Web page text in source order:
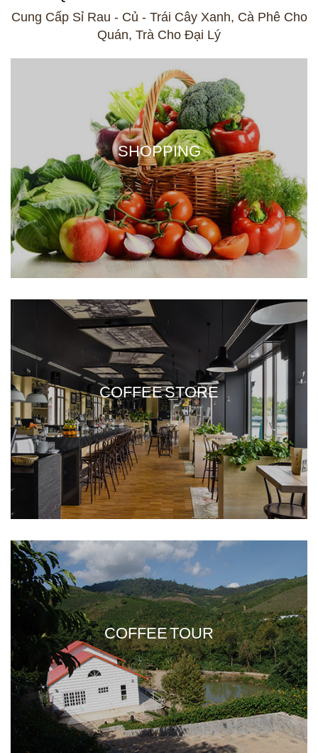
Cung Cấp Sỉ Rau - Củ - Trái Cây Xanh, Cà Phê Cho
Quán, Trà Cho Đại Lý
SHOPPING
COFFEE STORE
COFFEE TOUR